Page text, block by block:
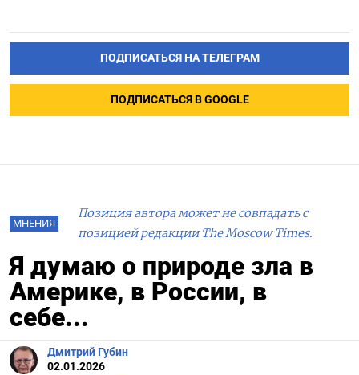
ПОДПИСАТЬСЯ НА ТЕЛЕГРАМ
ПОДПИСАТЬСЯ В GOOGLE
МНЕНИЯ
Позиция автора может не совпадать с
позицией редакции The Moscow Times.
Я думаю о природе зла в
Америке, в России, в
себе...
Дмитрий Губин
02.01.2026